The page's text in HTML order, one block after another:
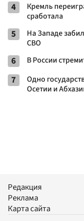
4
Кремль
сработала
5
На Западе
СВО
6 В России
7
Одно
Осетии и
Редакция
Реклама
Карта сайта